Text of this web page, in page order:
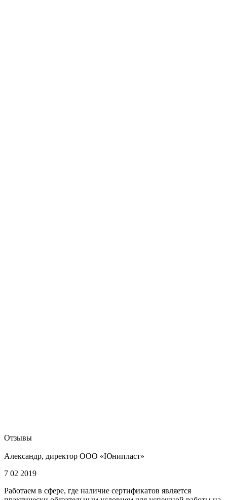
Отзывы
Александр, директор ООО «Юнипласт»
7 02 2019
Работаем в сфере, где наличие сертификатов является